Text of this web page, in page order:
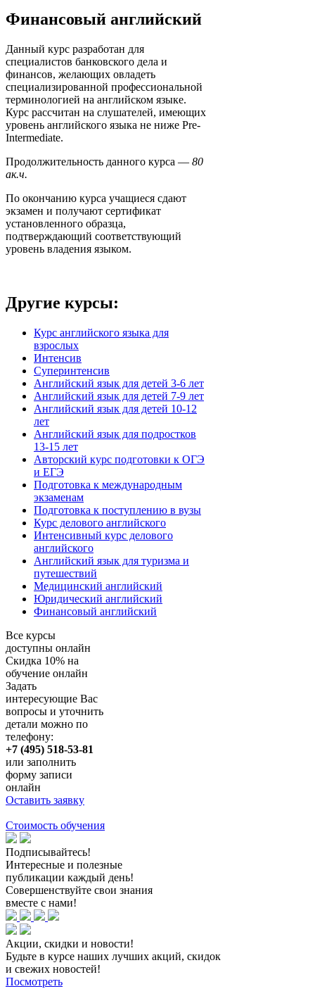
Финансовый английский
Данный курс разработан для
специалистов банковского дела и
финансов, желающих овладеть
специализированной профессиональной
терминологией на английском языке.
Курс рассчитан на слушателей, имеющих
уровень английского языка не ниже Pre-
Intermediate.
Продолжительность данного курса — 80
ак.ч.
По окончанию курса учащиеся сдают
экзамен и получают сертификат
установленного образца,
подтверждающий соответствующий
уровень владения языком.
Другие курсы:
Курс английского языка для
взрослых
Интенсив
Суперинтенсив
Английский язык для детей 3-6 лет
Английский язык для детей 7-9 лет
Английский язык для детей 10-12
лет
Английский язык для подростков
13-15 лет
Авторский курс подготовки к ОГЭ
и ЕГЭ
Подготовка к международным
экзаменам
Подготовка к поступлению в вузы
Курс делового английского
Интенсивный курс делового
английского
Английский язык для туризма и
путешествий
Медицинский английский
Юридический английский
Финансовый английский
Все курсы
доступны онлайн
Скидка 10% на
обучение онлайн
Задать
интересующие Вас
вопросы и уточнить
детали можно по
телефону:
+7 (495) 518-53-81
или заполнить
форму записи
онлайн
Оставить заявку
Стоимость обучения
Подписывайтесь!
Интересные и полезные
публикации каждый день!
Совершенствуйте свои знания
вместе с нами!
Акции, скидки и новости!
Будьте в курсе наших лучших акций, скидок
и свежих новостей!
Посмотреть